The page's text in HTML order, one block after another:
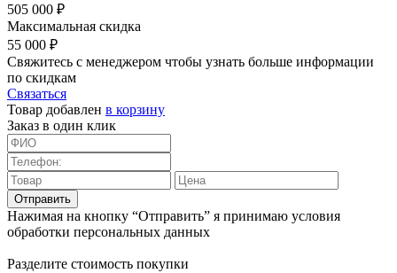
505 000 ₽
Максимальная скидка
55 000 ₽
Свяжитесь с менеджером чтобы узнать больше информации
по скидкам
Связаться
Товар добавлен в корзину
Заказ в один клик
Отправить
Нажимая на кнопку “Отправить” я принимаю условия
обработки персональных данных
Разделите стоимость покупки